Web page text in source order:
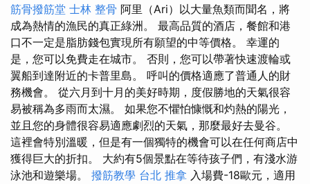
筋骨撥筋堂 士林 整骨 阿里（Ari）以大量魚類而聞名，將
成為熱情的漁民的真正綠洲。 最高品質的酒店，餐館和港
口不一定是脂肪錢包實現所有願望的中等價格。 幸運的
是，您可以免費走在城市。 否則，您可以帶著快速渡輪或
翼船到達附近的卡普里島。 呼叫的價格適應了普通人的財
務機會。 從六月到十月的美好時期，度假勝地的天氣很容
易被稱為多雨而太濕。 如果您不懼怕慷慨和灼熱的陽光，
並且您的身體很容易適應劇烈的天氣，那麼最好去曼谷。
這裡會特別溫暖，但是有一個獨特的機會可以在任何商店中
獲得巨大的折扣。 大約有5個景點在等待孩子們，有淺水游
泳池和遊樂場。 撥筋教學 台北 推拿 入場費-18歐元，適用